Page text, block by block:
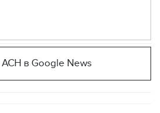
АСН в Google News